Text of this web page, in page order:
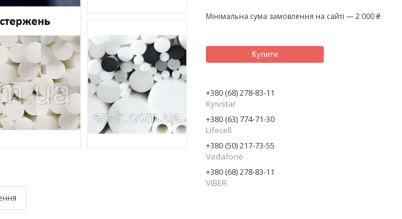
Мінімальна сума замовлення на сайті — 2 000 ₴
Купити
+380 (68) 278-83-11
Kyivstar
+380 (63) 774-71-30
Lifecell
+380 (50) 217-73-55
Vodafone
+380 (68) 278-83-11
VIBER